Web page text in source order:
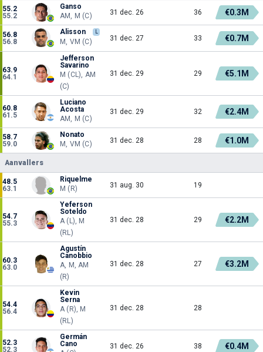
55.2
55.2
Ganso
AM, M (C)
31 dec. 26 36 €0.3M
56.8
56.8
Alisson
M, VM (C) 31 dec. 27 33 €0.7M
63.9
64.1
Jefferson
Savarino
M (CL), AM
(C)
31 dec. 29 29 €5.1M
60.8
61.5
Luciano
Acosta
AM, M (C)
31 dec. 29 32 €2.4M
58.7
59.0
Nonato
M, VM (C)
31 dec. 28 28 €1.0M
Aanvallers
48.5
63.1
Riquelme
M (R)
31 aug. 30 19
54.7
55.3
Yeferson
Soteldo
A (L), M
(RL)
31 dec. 28 29 €2.2M
60.3
63.0
Agustín
Canobbio
A, M, AM
(R)
31 dec. 28 27 €3.2M
54.4
56.4
Kevin
Serna
A (R), M
(RL)
31 dec. 28 28
52.3
52.3
Germán
Cano
31 dec. 26 38 €0.4M